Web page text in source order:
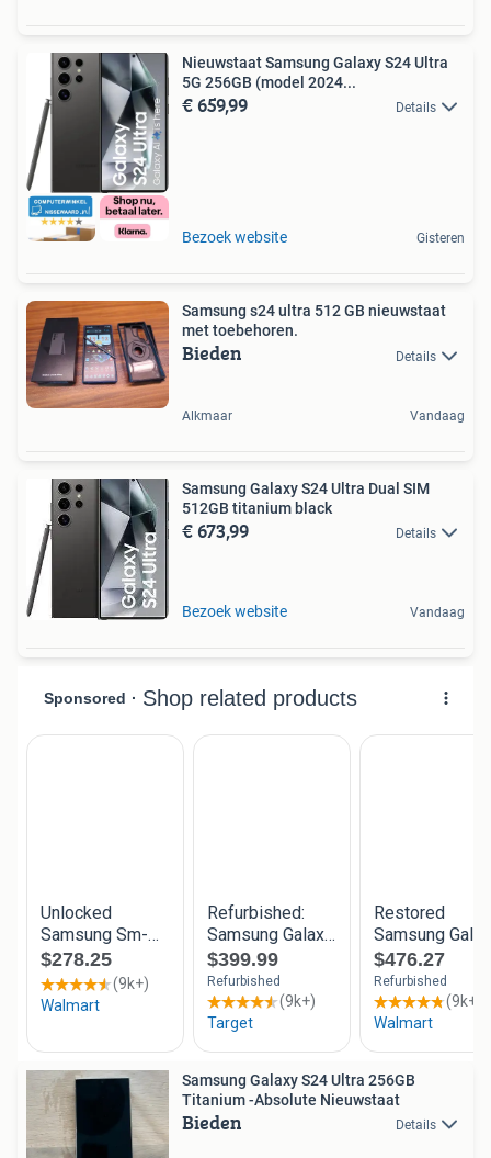
Nieuwstaat Samsung Galaxy S24 Ultra
5G 256GB (model 2024...
€ 659,99 Details
Bezoek website Gisteren
Samsung s24 ultra 512 GB nieuwstaat
met toebehoren.
Bieden Details
Alkmaar Vandaag
Samsung Galaxy S24 Ultra Dual SIM
512GB titanium black
€ 673,99 Details
Bezoek website Vandaag
Samsung Galaxy S24 Ultra 256GB
Titanium -Absolute Nieuwstaat
Bieden Details